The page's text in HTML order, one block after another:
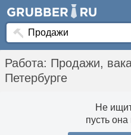
Работа: Продажи,
Петербурге
Не
пусть она